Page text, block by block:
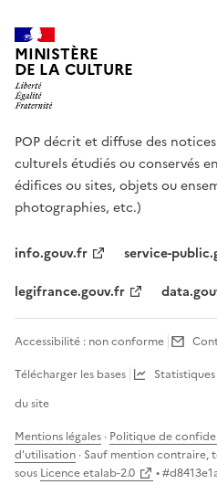
MINISTÈRE
DE LA CULTURE
POP décrit et diffuse des
culturels étudiés ou conservés
édifices ou sites, objets ou
photographies, etc.)
info.gouv.fr
service-
legifrance.gouv.fr
Accessibilité : non conforme
Télécharger les bases
Statistiques
du site
Mentions légales · Politique de
d'utilisation · Sauf mention contraire,
sous Licence etalab-2.0 • #